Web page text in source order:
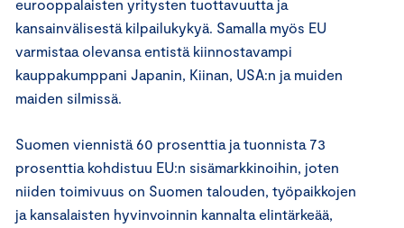
eurooppalaisten yritysten tuottavuutta ja
kansainvälisestä kilpailukykyä. Samalla myös EU
varmistaa olevansa entistä kiinnostavampi
kauppakumppani Japanin, Kiinan, USA:n ja muiden
maiden silmissä.
Suomen viennistä 60 prosenttia ja tuonnista 73
prosenttia kohdistuu EU:n sisämarkkinoihin, joten
niiden toimivuus on Suomen talouden, työpaikkojen
ja kansalaisten hyvinvoinnin kannalta elintärkeää,